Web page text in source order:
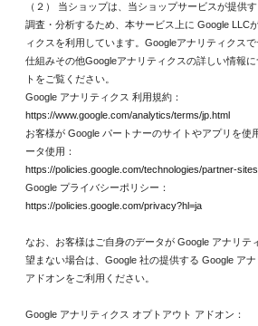
（２） 当ショップは、当ショップサービスが提供
調査・分析するため、本サービス上に Google LLC
ィクスを利用しています。Googleアナリティクス
仕組みその他Googleアナリティクスの詳しい情報
トをご覧ください。
Google アナリティクス 利用規約：
https://www.google.com/analytics/terms/jp.html
お客様が Google パートナーのサイトやアプリを使
ータ使用：
https://policies.google.com/technologies/partner-
Google プライバシーポリシー：
https://policies.google.com/privacy?hl=ja
なお、お客様はご自身のデータが Google アナリテ
望まない場合は、Google 社の提供する Google ア
アドオンをご利用ください。
Google アナリティクス オプトアウト アドオン：